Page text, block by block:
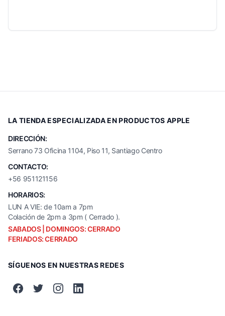
LA TIENDA ESPECIALIZADA EN PRODUCTOS APPLE
DIRECCIÓN:
Serrano 73 Oficina 1104, Piso 11, Santiago Centro
CONTACTO:
+56 951121156
HORARIOS:
LUN A VIE: de 10am a 7pm
Colación de 2pm a 3pm ( Cerrado ).
SABADOS | DOMINGOS: CERRADO
FERIADOS: CERRADO
SÍGUENOS EN NUESTRAS REDES